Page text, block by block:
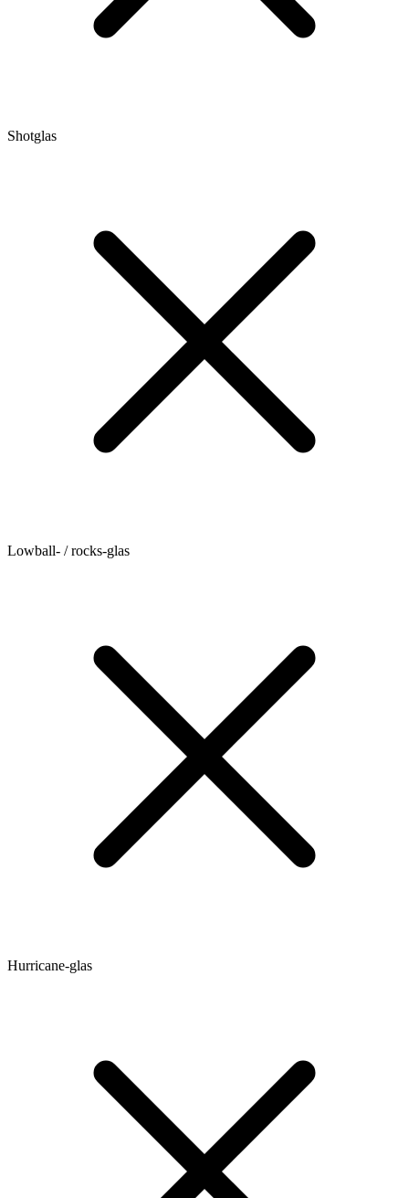
Shotglas
Lowball- / rocks-glas
Hurricane-glas